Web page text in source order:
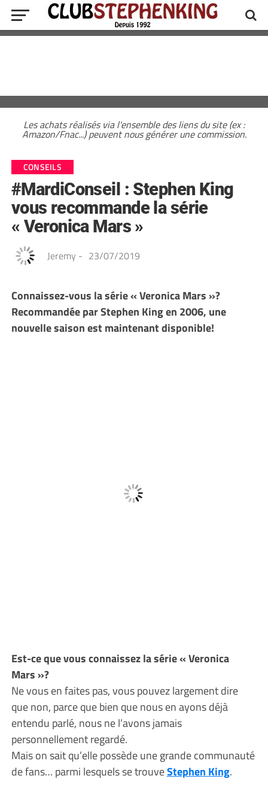
Les achats réalisés via l'ensemble des liens du site (ex :
Amazon/Fnac...) peuvent nous générer une commission.
CONSEILS
#MardiConseil : Stephen King
vous recommande la série
« Veronica Mars »
Jeremy - 23/07/2019
Connaissez-vous la série « Veronica Mars »?
Recommandée par Stephen King en 2006, une
nouvelle saison est maintenant disponible!
Est-ce que vous connaissez la série « Veronica
Mars »?
Ne vous en faites pas, vous pouvez largement dire
que non, parce que bien que nous en ayons déjà
entendu parlé, nous ne l’avons jamais
personnellement regardé.
Mais on sait qu’elle possède une grande communauté
de fans… parmi lesquels se trouveStephen King.